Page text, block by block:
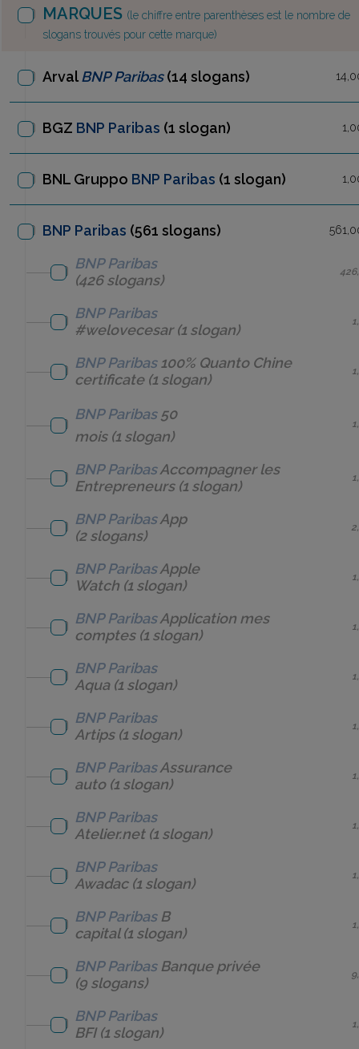
MARQUES (le chiffre entre parenthèses est le nombre de
slogans trouvés pour cette marque)
ArvalBNP Paribas(14 slogans)
BGZ BNP Paribas (1 slogan)
BNL Gruppo BNP Paribas (1 slogan)
BNP Paribas (561 slogans)
BNP Paribas
(426 slogans)
BNP Paribas
#welovecesar(1 slogan)
BNP Paribas 100% Quanto Chine
certificate(1 slogan)
BNP Paribas 50
mois(1 slogan)
BNP ParibasAccompagner les
Entrepreneurs(1 slogan)
BNP ParibasApp
(2 slogans)
BNP ParibasApple
Watch (1 slogan)
BNP ParibasApplication mes
comptes(1 slogan)
BNP Paribas
Aqua(1 slogan)
BNP Paribas
Artips(1 slogan)
BNP ParibasAssurance
auto(1 slogan)
BNP Paribas
Atelier.net(1 slogan)
BNP Paribas
Awadac(1 slogan)
BNP Paribas B
capital(1 slogan)
BNP Paribas Banque privée
(9 slogans)
BNP Paribas
BFI(1 slogan)